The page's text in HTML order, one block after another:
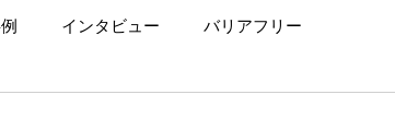
インタビュー バリアフリー